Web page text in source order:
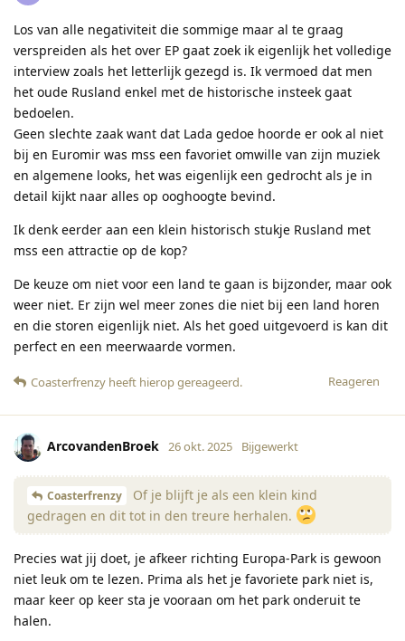
Los van alle negativiteit die sommige maar al te graag
verspreiden als het over EP gaat zoek ik eigenlijk het volledige
interview zoals het letterlijk gezegd is. Ik vermoed dat men
het oude Rusland enkel met de historische insteek gaat
bedoelen.
Geen slechte zaak want dat Lada gedoe hoorde er ook al niet
bij en Euromir was mss een favoriet omwille van zijn muziek
en algemene looks, het was eigenlijk een gedrocht als je in
detail kijkt naar alles op ooghoogte bevind.
Ik denk eerder aan een klein historisch stukje Rusland met
mss een attractie op de kop?
De keuze om niet voor een land te gaan is bijzonder, maar ook
weer niet. Er zijn wel meer zones die niet bij een land horen
en die storen eigenlijk niet. Als het goed uitgevoerd is kan dit
perfect en een meerwaarde vormen.
Reageren
Coasterfrenzy heeft hierop gereageerd.
ArcovandenBroek 26 okt. 2025 Bijgewerkt
Coasterfrenzy
Of je blijft je als een klein kind
gedragen en dit tot in den treure herhalen.
Precies wat jij doet, je afkeer richting Europa-Park is gewoon
niet leuk om te lezen. Prima als het je favoriete park niet is,
maar keer op keer sta je vooraan om het park onderuit te
halen.